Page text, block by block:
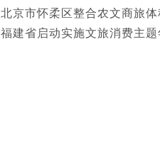
北京市怀柔区整合农文商旅
福建省启动实施文旅消费主